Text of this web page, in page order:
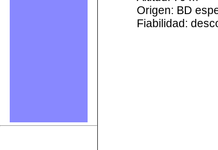
Origen: BD
Fiabilidad: